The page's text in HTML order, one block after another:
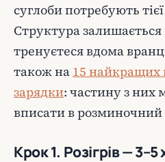
суглоби потребують
Структура
тренуєтеся вдома
також на 15 найкращих
зарядки: частину з них
вписати в розминочний
Крок 1. Розігрів —